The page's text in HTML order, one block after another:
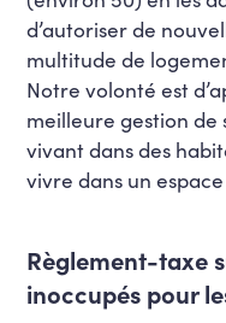
d’autoriser de
multitude de
Notre volonté est
meilleure gestion de
vivant dans des
vivre dans un
Règlement-taxe
inoccupés pour